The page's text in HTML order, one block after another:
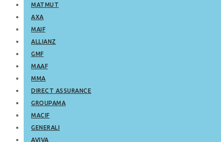
MATMUT
AXA
MAIF
ALLIANZ
GMF
MAAF
MMA
DIRECT ASSURANCE
GROUPAMA
MACIF
GENERALI
AVIVA